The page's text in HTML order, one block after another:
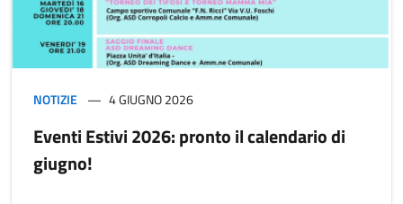
NOTIZIE 4 GIUGNO 2026
Eventi Estivi 2026: pronto il calendario di
giugno!